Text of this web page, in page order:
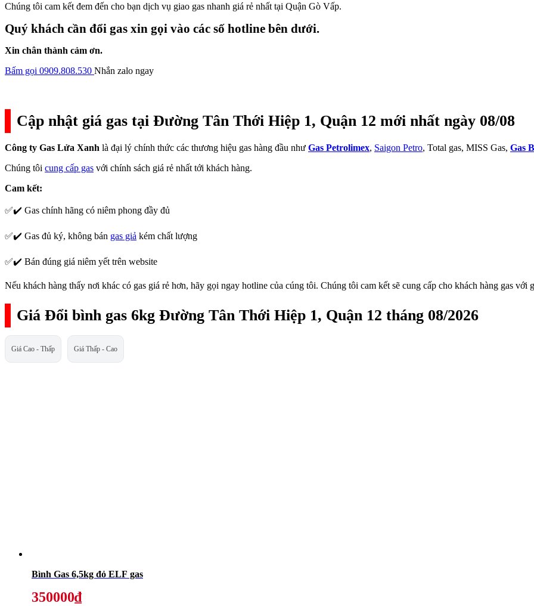
Chúng tôi cam kết đem đến cho bạn dịch vụ giao gas nhanh giá rẻ nhất tại Quận Gò Vấp.
Quý khách cần đổi gas xin gọi vào các số hotline bên dưới.
Xin chân thành cảm ơn.
Bấm gọi 0909.808.530 Nhắn zalo ngay
Cập nhật giá gas tại Đường Tân Thới Hiệp 1, Quận 12 mới nhất ngày 08/08
Công ty Gas Lửa Xanh là đại lý chính thức các thương hiệu gas hàng đầu như Gas Petrolimex, Saigon Petro, Total gas, MISS Gas, Gas
Chúng tôi cung cấp gas với chính sách giá rẻ nhất tới khách hàng.
Cam kết:
✅✔️ Gas chính hãng có niêm phong đầy đủ
✅✔️ Gas đủ ký, không bán gas giả kém chất lượng
✅✔️ Bán đúng giá niêm yết trên website
Nếu khách hàng thấy nơi khác có gas giá rẻ hơn, hãy gọi ngay hotline của cúng tôi. Chúng tôi cam kết sẽ cung cấp cho khách hàng gas với
Giá Đổi bình gas 6kg Đường Tân Thới Hiệp 1, Quận 12 tháng 08/2026
Giá Cao - Thấp Giá Thấp - Cao
Bình Gas 6,5kg đỏ ELF gas
350000₫